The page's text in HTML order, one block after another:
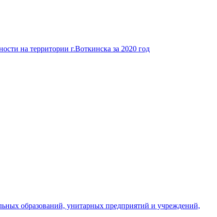
на территории г.Воткинска за 2020 год
образований, унитарных предприятий и учреждений,